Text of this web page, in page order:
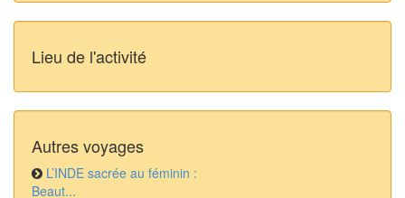
Lieu de l'activité
Autres voyages
L’INDE sacrée au féminin :
Beaut...